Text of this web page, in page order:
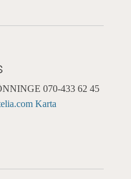
070-433 62 45
Karta